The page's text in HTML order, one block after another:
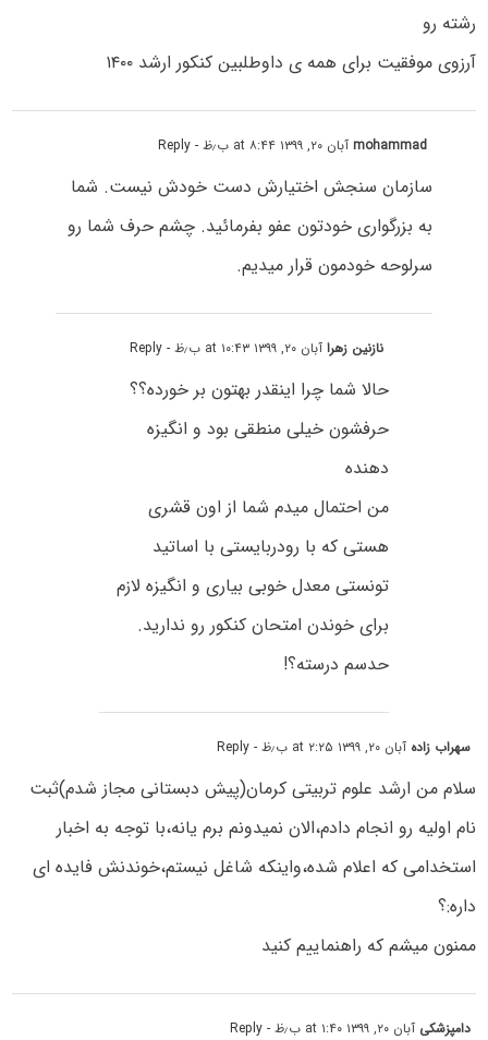
رشته رو
آرزوی موفقیت برای همه ی داوطلبین کنکور ارشد ۱۴۰۰
mohammadآبان ۲۰, ۱۳۹۹ at ۸:۴۴ ب٫ظ - Reply
سازمان سنجش اختیارش دست خودش نیست. شما
به بزرگواری خودتون عفو بفرمائید. چشم حرف شما رو
سرلوحه خودمون قرار میدیم.
نازنین زهراآبان ۲۰, ۱۳۹۹ at ۱۰:۴۳ ب٫ظ - Reply
حالا شما چرا اینقدر بهتون بر خورده؟؟
حرفشون خیلی منطقی بود و انگیزه
دهنده
من احتمال میدم شما از اون قشری
هستی که با رودربایستی با اساتید
تونستی معدل خوبی بیاری و انگیزه لازم
برای خوندن امتحان کنکور رو ندارید.
حدسم درسته؟!
سهراب زاده آبان ۲۰, ۱۳۹۹ at ۲:۲۵ ب٫ظ - Reply
سلام من ارشد علوم تربیتی کرمان(پیش دبستانی مجاز شدم)ثبت
نام اولیه رو انجام دادم،الان نمیدونم برم یانه،با توجه به اخبار
استخدامی که اعلام شده،واینکه شاغل نیستم،خوندنش فایده ای
داره:؟
ممنون میشم که راهنماییم کنید
دامپزشکی آبان ۲۰, ۱۳۹۹ at ۱:۴۰ ب٫ظ - Reply